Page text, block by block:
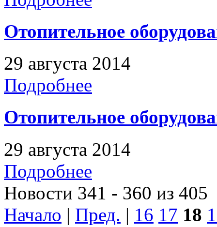
Отопительное
29 августа 2014
Подробнее
Отопительное
29 августа 2014
Подробнее
Новости 341 - 360 из 405
Начало | Пред. | 16 17 18